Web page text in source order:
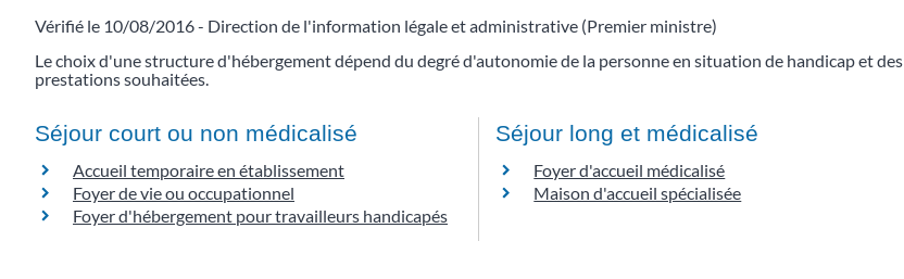
Vérifié le 10/08/2016 - Direction de l'information légale et administrative (Premier ministre)
Le choix d'une structure d'hébergement dépend du degré d'autonomie de la personne en situation de handicap et des
prestations souhaitées.
Séjour court ou non médicalisé
Accueil temporaire en établissement
Foyer de vie ou occupationnel
Foyer d'hébergement pour travailleurs handicapés
Séjour long et médicalisé
Foyer d'accueil médicalisé
Maison d'accueil spécialisée